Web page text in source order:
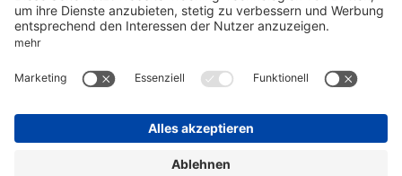
Sicher bestellen
Versandkosten.
One4Business Solutions GmbH
Cookie-Richtlinie Barrierefreiheitserklärung